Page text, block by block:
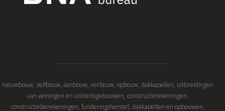
nieuwbouw, zelfbouw, aanbouw, verbouw, opbouw, dakkapellen, uitbreidingen
van woningen en utiliteitsgebouwen, constructietekeningen,
constructieberekeningen, funderingsherstel, dakkapellen en opbouwen,